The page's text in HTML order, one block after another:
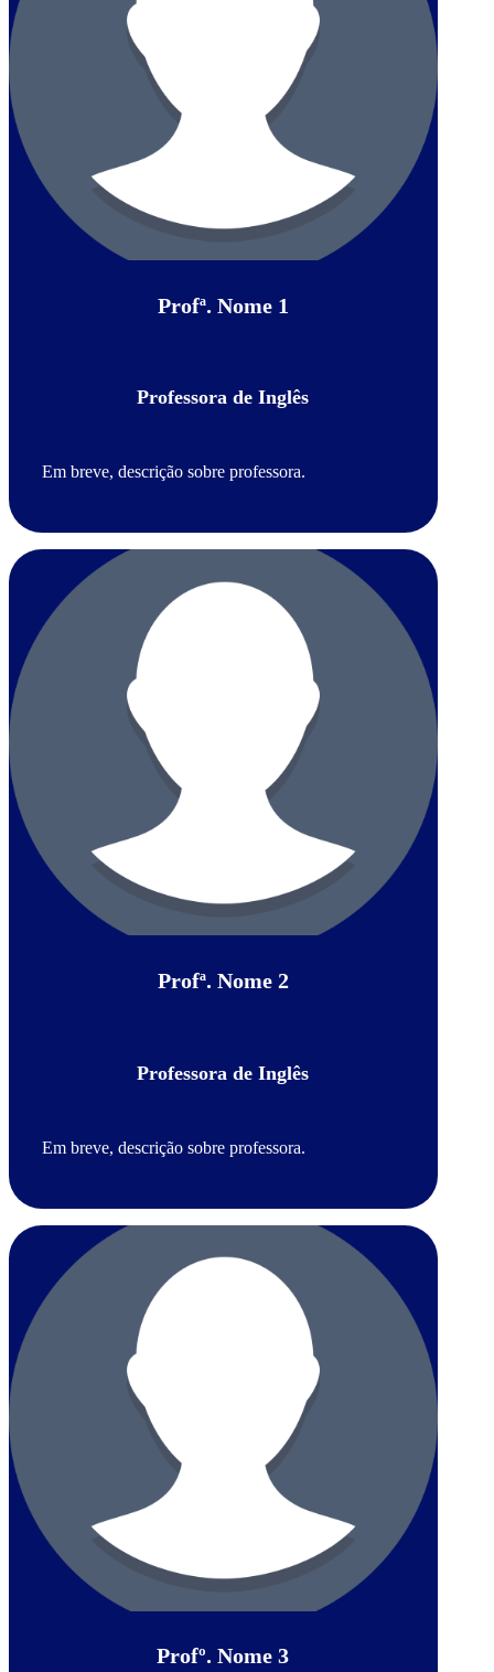
Profª. Nome 1
Professora de Inglês
Em breve, descrição sobre professora.
Profª. Nome 2
Professora de Inglês
Em breve, descrição sobre professora.
Profº. Nome 3